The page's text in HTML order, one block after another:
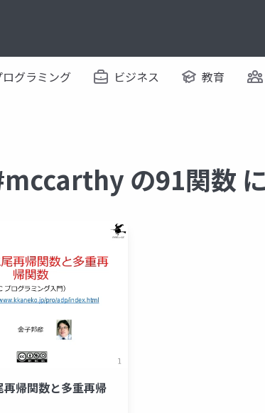
ログラミング ビジネス 教育
の91関数
帰関数と多重再帰